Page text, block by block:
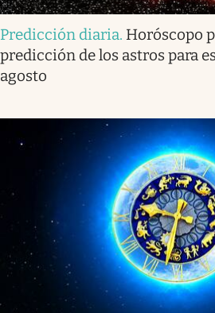
Predicción diaria. Horóscopo
predicción de los astros para
agosto